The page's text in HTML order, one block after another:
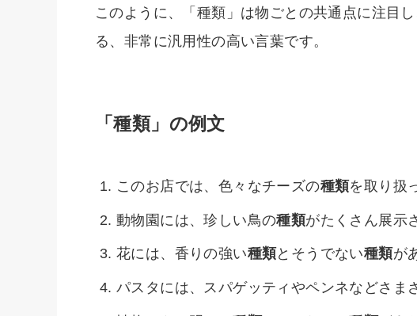
このように、「種類」は物ごとの共通点に注目
る、非常に汎用性の高い言葉です。
「種類」の例文
このお店では、色々なチーズの種類を取り扱
動物園には、珍しい鳥の種類がたくさん展示
花には、香りの強い種類とそうでない種類が
パスタには、スパゲッティやペンネなどさま